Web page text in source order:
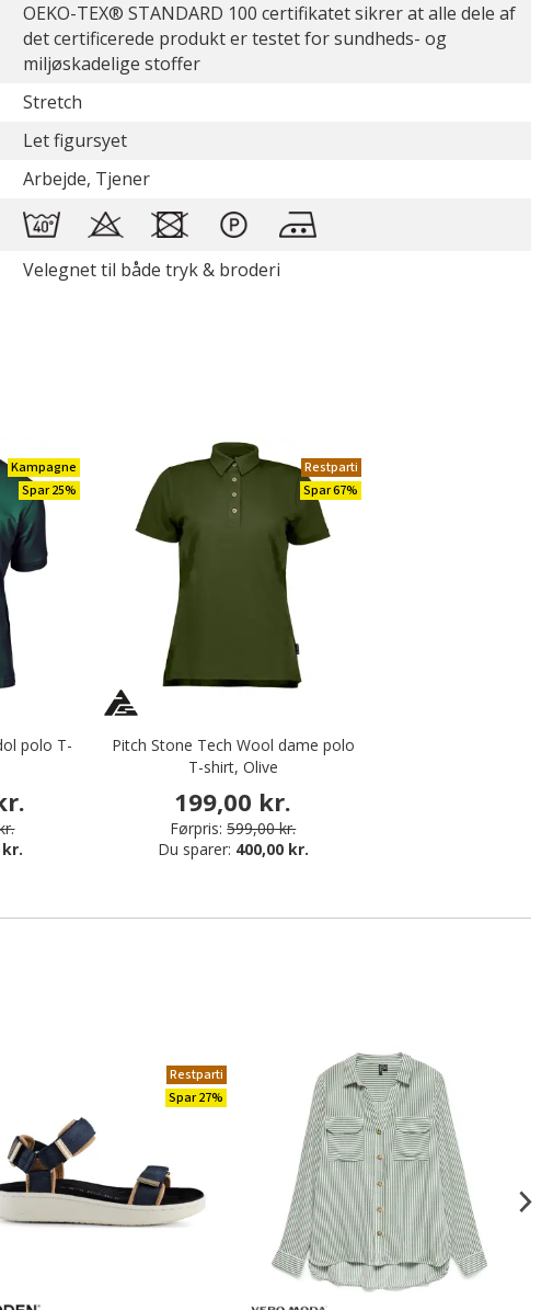
OEKO-TEX® STANDARD 100 certifikatet sikrer at alle dele af
det certificerede produkt er testet for sundheds- og
miljøskadelige stoffer
Stretch
Let figursyet
Arbejde, Tjener
Velegnet til både tryk & broderi
Kampagne
Spar 25%
polo T-
kr.
Restparti
Spar 67%
Pitch Stone Tech Wool dame polo
T-shirt, Olive
199,00 kr.
Førpris: 599,00 kr.
Du sparer: 400,00 kr.
Restparti
Spar 27%